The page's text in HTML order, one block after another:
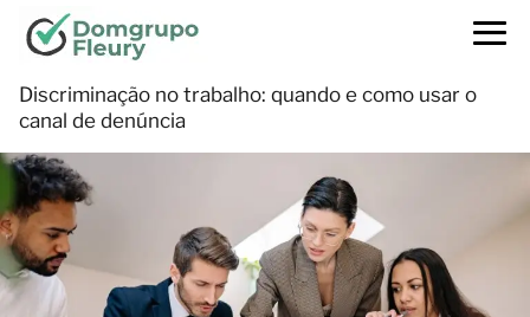
Discriminação no trabalho: quando e como usar o
canal de denúncia